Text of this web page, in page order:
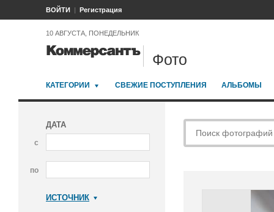
ВОЙТИ Регистрация
10 АВГУСТА, ПОНЕДЕЛЬНИК
Фото
КАТЕГОРИИ СВЕЖИЕ ПОСТУПЛЕНИЯ АЛЬБОМЫ
ДАТА
с
по
ИСТОЧНИК